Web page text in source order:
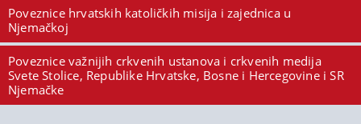
Poveznice hrvatskih katoličkih misija i zajednica u
Njemačkoj
Poveznice važnijih crkvenih ustanova i crkvenih medija
Svete Stolice, Republike Hrvatske, Bosne i Hercegovine i SR
Njemačke